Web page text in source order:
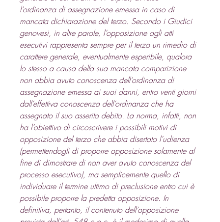
l’ordinanza di assegnazione emessa in caso di
mancata dichiarazione del terzo. Secondo i Giudici
genovesi, in altre parole, l’opposizione agli atti
esecutivi rappresenta sempre per il terzo un rimedio di
carattere generale, eventualmente esperibile, qualora
lo stesso a causa della sua mancata comparizione
non abbia avuto conoscenza dell’ordinanza di
assegnazione emessa ai suoi danni, entro venti giorni
dall’effettiva conoscenza dell’ordinanza che ha
assegnato il suo asserito debito. La norma, infatti, non
ha l’obiettivo di circoscrivere i possibili motivi di
opposizione del terzo che abbia disertato l’udienza
(permettendogli di proporre opposizione solamente al
fine di dimostrare di non aver avuto conoscenza del
processo esecutivo), ma semplicemente quello di
individuare il termine ultimo di preclusione entro cui è
possibile proporre la predetta opposizione. In
definitiva, pertanto, il contenuto dell’opposizione